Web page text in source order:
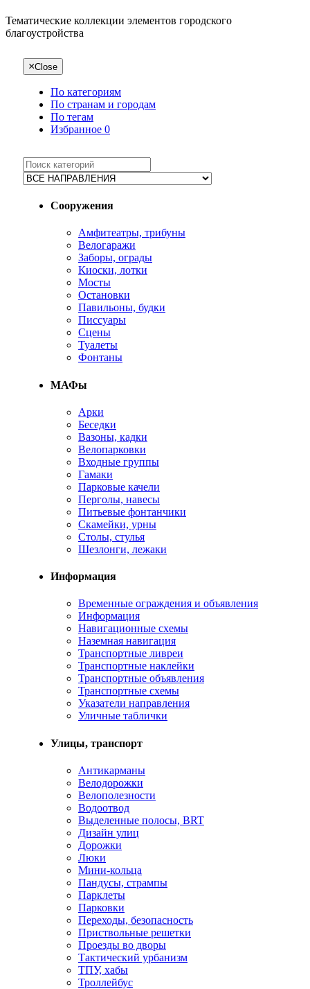
Тематические коллекции элементов городского
благоустройства
×Close
По категориям
По странам и городам
По тегам
Избранное 0
Сооружения
Амфитеатры, трибуны
Велогаражи
Заборы, ограды
Киоски, лотки
Мосты
Остановки
Павильоны, будки
Писсуары
Сцены
Туалеты
Фонтаны
МАФы
Арки
Беседки
Вазоны, кадки
Велопарковки
Входные группы
Гамаки
Парковые качели
Перголы, навесы
Питьевые фонтанчики
Скамейки, урны
Столы, стулья
Шезлонги, лежаки
Информация
Временные ограждения и объявления
Информация
Навигационные схемы
Наземная навигация
Транспортные ливреи
Транспортные наклейки
Транспортные объявления
Транспортные схемы
Указатели направления
Уличные таблички
Улицы, транспорт
Антикарманы
Велодорожки
Велополезности
Водоотвод
Выделенные полосы, BRT
Дизайн улиц
Дорожки
Люки
Мини-кольца
Пандусы, стрампы
Парклеты
Парковки
Переходы, безопасность
Приствольные решетки
Проезды во дворы
Тактический урбанизм
ТПУ, хабы
Троллейбус